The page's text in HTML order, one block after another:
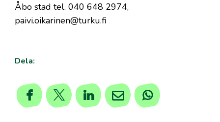
Åbo stad tel. 040 648 2974,
paivi.oikarinen@turku.fi
Dela: